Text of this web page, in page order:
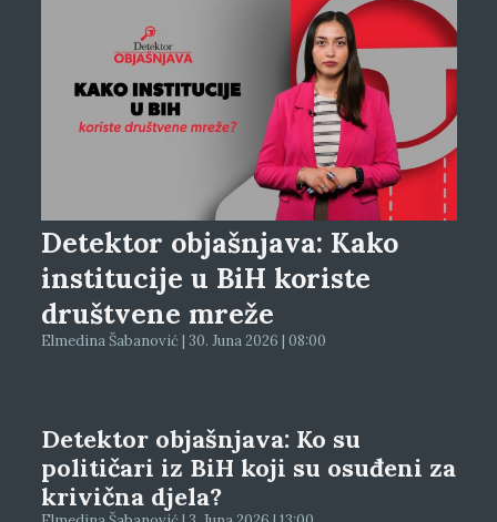
Detektor objašnjava: Kako
institucije u BiH koriste
društvene mreže
Elmedina Šabanović | 30. Juna 2026 | 08:00
Detektor objašnjava: Ko su
političari iz BiH koji su osuđeni za
krivična djela?